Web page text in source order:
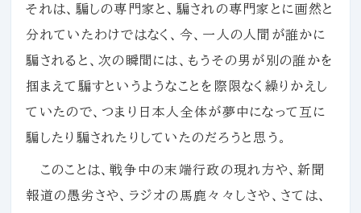
それは、騙しの専門家と、騙されの専門家とに画然と
分れていたわけではなく、今、一人の人間が誰かに
騙されると、次の瞬間には、もうその男が別の誰かを
掴まえて騙すというようなことを際限なく繰りかえし
ていたので、つまり日本人全体が夢中になって互に
騙したり騙されたりしていたのだろうと思う。
このことは、戦争中の末端行政の現れ方や、新聞
報道の愚劣さや、ラジオの馬鹿々々しさや、さては、